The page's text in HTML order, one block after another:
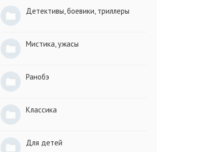
Детективы, боевики, триллеры
Мистика, ужасы
Ранобэ
Классика
Для детей